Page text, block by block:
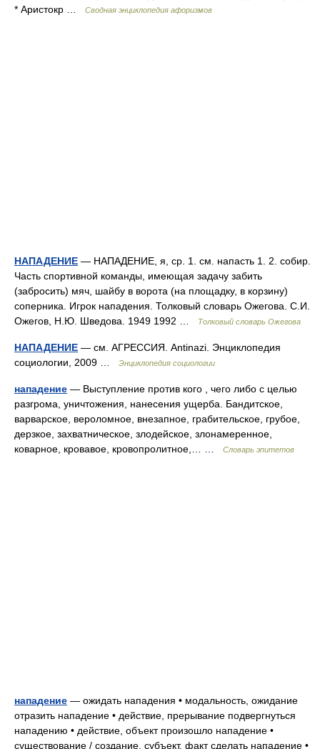
* Аристокр …
Сводная энциклопедия афоризмов
НАПАДЕНИЕ — НАПАДЕНИЕ, я, ср. 1. см. напасть 1. 2. собир.
Часть спортивной команды, имеющая задачу забить
(забросить) мяч, шайбу в ворота (на площадку, в корзину)
соперника. Игрок нападения. Толковый словарь Ожегова. С.И.
Ожегов, Н.Ю. Шведова. 1949 1992 …
Толковый словарь Ожегова
НАПАДЕНИЕ — см. АГРЕССИЯ. Antinazi. Энциклопедия
социологии, 2009 …
Энциклопедия социологии
нападение — Выступление против кого , чего либо с целью
разгрома, уничтожения, нанесения ущерба. Бандитское,
варварское, вероломное, внезапное, грабительское, грубое,
дерзкое, захватническое, злодейское, злонамеренное,
коварное, кровавое, кровопролитное,… …
Словарь эпитетов
нападение — ожидать нападения • модальность, ожидание
отразить нападение • действие, прерывание подвергнуться
нападению • действие, объект произошло нападение •
существование / создание, субъект, факт сделать нападение •